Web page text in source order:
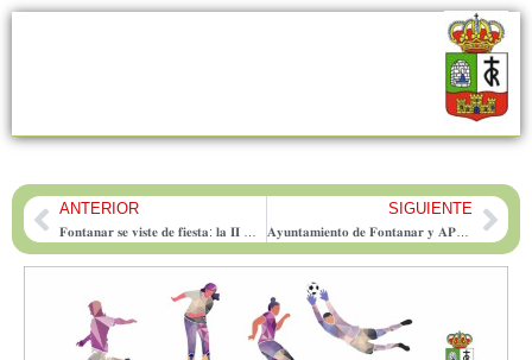
PrevANTERIOR SIGUIENTE
𝐀𝐲𝐮𝐧𝐭𝐚𝐦𝐢𝐞𝐧𝐭𝐨 𝐝𝐞 𝐅𝐨𝐧𝐭𝐚𝐧𝐚𝐫 𝐲 𝐀𝐏𝐀𝐅𝐀𝐃𝐈𝐒 𝐟𝐢𝐫𝐦𝐚𝐧 𝐮𝐧 𝐜𝐨𝐧𝐯𝐞𝐧𝐢𝐨 𝐩𝐚𝐫𝐚 𝐟𝐨𝐦𝐞𝐧𝐭𝐚𝐫 𝐥𝐚 𝐢𝐠𝐮𝐚𝐥𝐝𝐚𝐝 𝐝𝐞 𝐨𝐩𝐨𝐫𝐭𝐮𝐧𝐢𝐝𝐚𝐝𝐞𝐬